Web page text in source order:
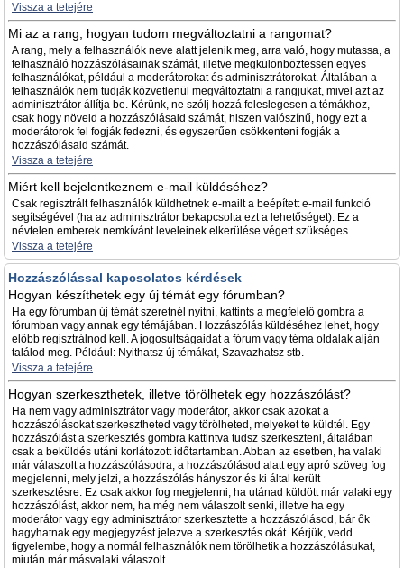
Vissza a tetejére
Mi az a rang, hogyan tudom megváltoztatni a rangomat?
A rang, mely a felhasználók neve alatt jelenik meg, arra való, hogy mutassa, a
felhasználó hozzászólásainak számát, illetve megkülönböztessen egyes
felhasználókat, például a moderátorokat és adminisztrátorokat. Általában a
felhasználók nem tudják közvetlenül megváltoztatni a rangjukat, mivel azt az
adminisztrátor állítja be. Kérünk, ne szólj hozzá feleslegesen a témákhoz,
csak hogy növeld a hozzászólásaid számát, hiszen valószínű, hogy ezt a
moderátorok fel fogják fedezni, és egyszerűen csökkenteni fogják a
hozzászólásaid számát.
Vissza a tetejére
Miért kell bejelentkeznem e-mail küldéséhez?
Csak regisztrált felhasználók küldhetnek e-mailt a beépített e-mail funkció
segítségével (ha az adminisztrátor bekapcsolta ezt a lehetőséget). Ez a
névtelen emberek nemkívánt leveleinek elkerülése végett szükséges.
Vissza a tetejére
Hozzászólással kapcsolatos kérdések
Hogyan készíthetek egy új témát egy fórumban?
Ha egy fórumban új témát szeretnél nyitni, kattints a megfelelő gombra a
fórumban vagy annak egy témájában. Hozzászólás küldéséhez lehet, hogy
előbb regisztrálnod kell. A jogosultságaidat a fórum vagy téma oldalak alján
találod meg. Például: Nyithatsz új témákat, Szavazhatsz stb.
Vissza a tetejére
Hogyan szerkeszthetek, illetve törölhetek egy hozzászólást?
Ha nem vagy adminisztrátor vagy moderátor, akkor csak azokat a
hozzászólásokat szerkesztheted vagy törölheted, melyeket te küldtél. Egy
hozzászólást a szerkesztés gombra kattintva tudsz szerkeszteni, általában
csak a beküldés utáni korlátozott időtartamban. Abban az esetben, ha valaki
már válaszolt a hozzászólásodra, a hozzászólásod alatt egy apró szöveg fog
megjelenni, mely jelzi, a hozzászólás hányszor és ki által került
szerkesztésre. Ez csak akkor fog megjelenni, ha utánad küldött már valaki egy
hozzászólást, akkor nem, ha még nem válaszolt senki, illetve ha egy
moderátor vagy egy adminisztrátor szerkesztette a hozzászólásod, bár ők
hagyhatnak egy megjegyzést jelezve a szerkesztés okát. Kérjük, vedd
figyelembe, hogy a normál felhasználók nem törölhetik a hozzászólásukat,
miután már másvalaki válaszolt.